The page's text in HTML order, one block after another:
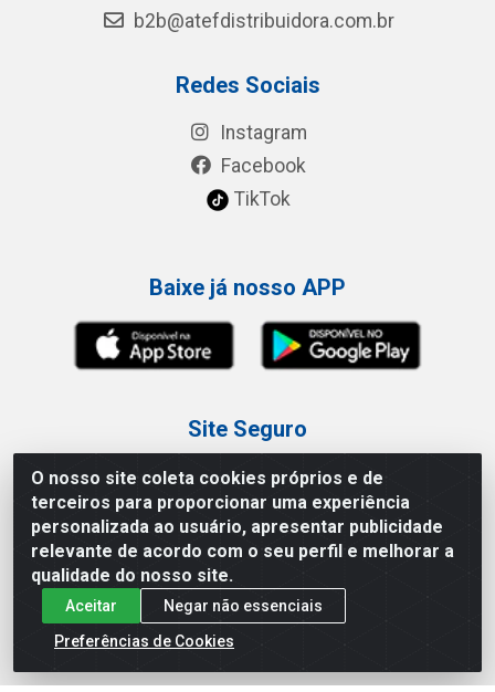
O nosso site coleta cookies próprios e de
terceiros para proporcionar uma experiência
personalizada ao usuário, apresentar publicidade
relevante de acordo com o seu perfil e melhorar a
qualidade do nosso site.
Aceitar
Negar não essenciais
Preferências de Cookies
b2b@atefdistribuidora.com.br
Redes Sociais
Instagram
Facebook
TikTok
Baixe já nosso APP
Site Seguro
Loja / Showroom
Tel.: (11) 3227-0546
Av Vautier, 587/597 - Pari - São Paulo/SP